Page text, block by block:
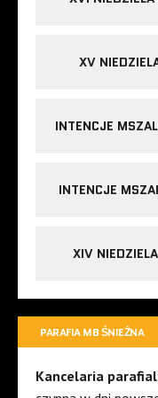
XV
INTENCJE
INTENCJE
XIV
PARAFIA MB ŚNIEŻNA
Kancelaria